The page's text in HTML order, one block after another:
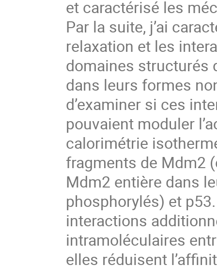
et caractérisé les
Par la suite, j’ai
relaxation et les
domaines structurés
dans leurs formes
d’examiner si ces
pouvaient moduler
calorimétrie
fragments de Mdm2
Mdm2 entière dans
phosphorylés) et
interactions
intramoléculaires
elles réduisent